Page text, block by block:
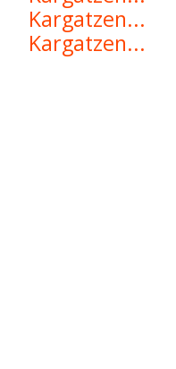
Kargatzen...
Kargatzen...